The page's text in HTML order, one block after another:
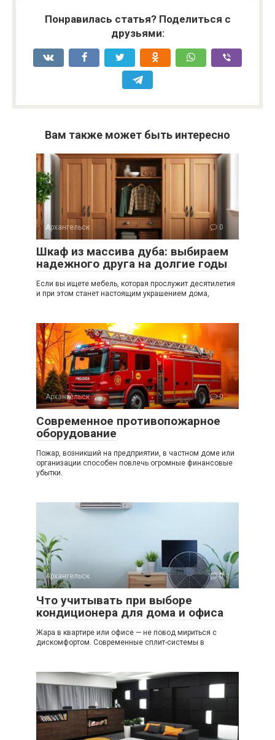
Понравилась статья? Поделиться с
друзьями:
Вам также может быть интересно
Архангельск 0
Шкаф из массива дуба: выбираем
надежного друга на долгие годы
Если вы ищете мебель, которая прослужит десятилетия
и при этом станет настоящим украшением дома,
Архангельск 0
Современное противопожарное
оборудование
Пожар, возникший на предприятии, в частном доме или
организации способен повлечь огромные финансовые
убытки.
Архангельск 0
Что учитывать при выборе
кондиционера для дома и офиса
Жара в квартире или офисе — не повод мириться с
дискомфортом. Современные сплит-системы в